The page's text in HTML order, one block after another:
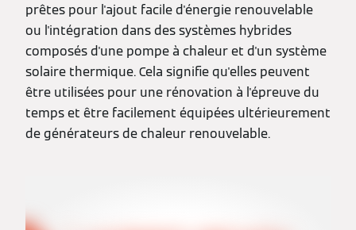
prêtes pour l'ajout facile d'énergie renouvelable
ou l'intégration dans des systèmes hybrides
composés d'une pompe à chaleur et d'un système
solaire thermique. Cela signifie qu'elles peuvent
être utilisées pour une rénovation à l'épreuve du
temps et être facilement équipées ultérieurement
de générateurs de chaleur renouvelable.